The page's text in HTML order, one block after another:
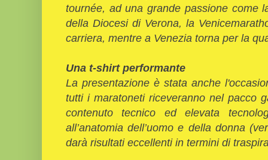
tournée, ad una grande passione come
della Diocesi di Verona, la
carriera, mentre a Venezia torna per la
Una t-shirt performante
La presentazione è stata anche
tutti i maratoneti riceveranno nel pacco
contenuto tecnico ed elevata
all’anatomia dell’uomo e della donna
darà risultati eccellenti in termini di